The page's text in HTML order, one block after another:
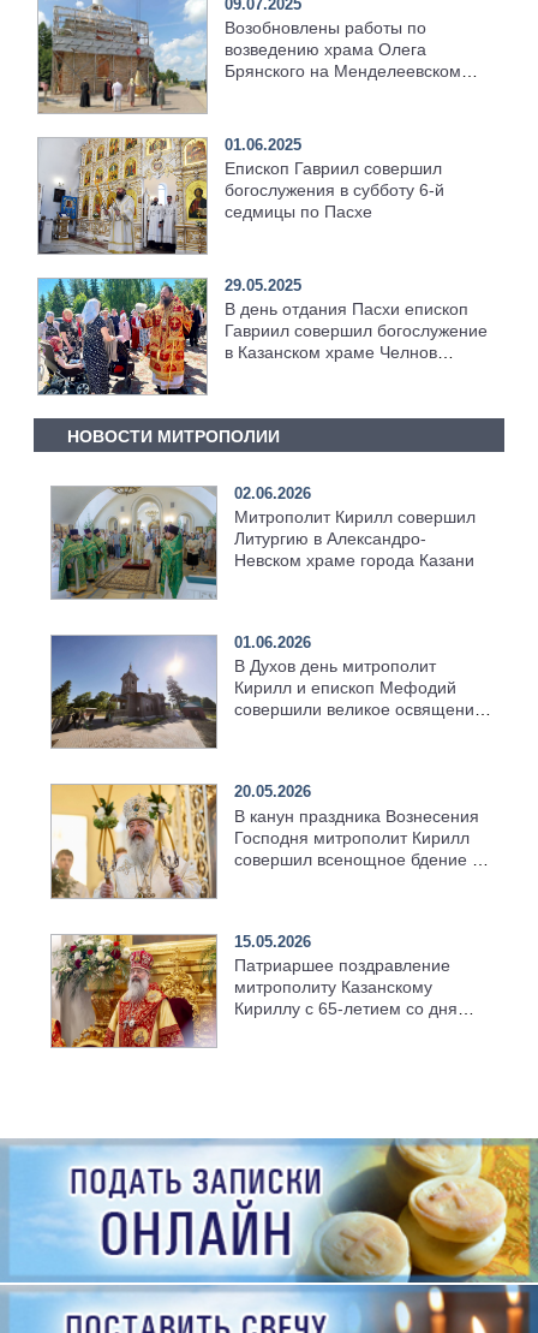
09.07.2025
Возобновлены работы по
возведению храма Олега
Брянского на Менделеевском
01.06.2025
Епископ Гавриил совершил
богослужения в субботу 6-й
седмицы по Пасхе
29.05.2025
В день отдания Пасхи епископ
Гавриил совершил богослужение
в Казанском храме Челнов
НОВОСТИ МИТРОПОЛИИ
02.06.2026
Митрополит Кирилл совершил
Литургию в Александро-
Невском храме города Казани
01.06.2026
В Духов день митрополит
Кирилл и епископ Мефодий
совершили великое освящение
20.05.2026
В канун праздника Вознесения
Господня митрополит Кирилл
совершил всенощное бдение в
15.05.2026
Патриаршее поздравление
митрополиту Казанскому
Кириллу с 65-летием со дня